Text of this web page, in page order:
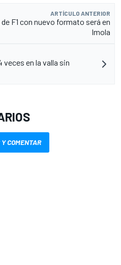
ARTÍCULO ANTERIOR
F1 con nuevo formato será en
Imola
veces en la valla sin
COMENTAR